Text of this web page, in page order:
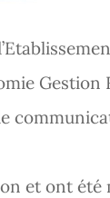
et ont été